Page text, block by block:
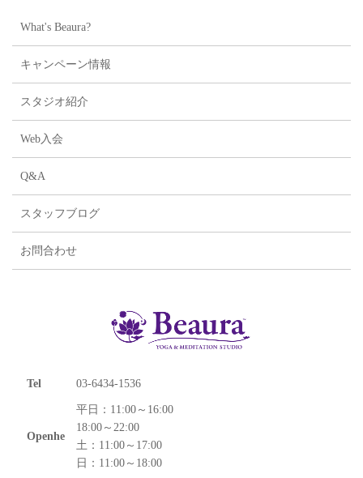
What's Beaura?
キャンペーン情報
スタジオ紹介
Web入会
Q&A
スタッフブログ
お問合わせ
Tel 03-6434-1536
Openhe
平日：11:00～16:00
18:00～22:00
土：11:00～17:00
日：11:00～18:00